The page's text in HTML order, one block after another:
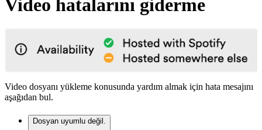
Video hatalarını giderme
Video dosyanı yükleme konusunda yardım almak için hata mesajını
aşağıdan bul.
Dosyan uyumlu değil.